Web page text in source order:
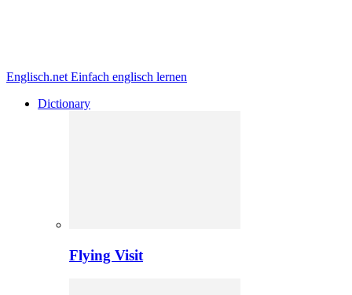
Englisch.net Einfach englisch lernen
Dictionary
Flying Visit